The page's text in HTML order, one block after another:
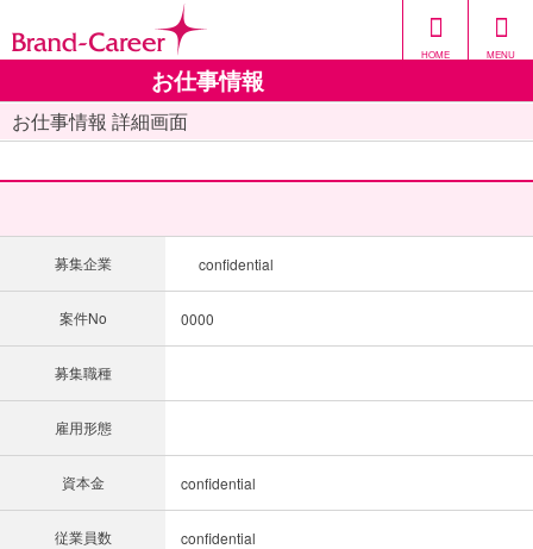
HOME MENU
お仕事情報
お仕事情報 詳細画面
募集企業 confidential
案件No 0000
募集職種
雇用形態
資本金 confidential
従業員数 confidential